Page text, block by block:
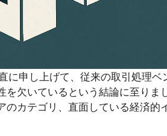
に申し上げて、従来の取引処理ベ
欠いているという結論に至りま
カテゴリ、直面している経済的